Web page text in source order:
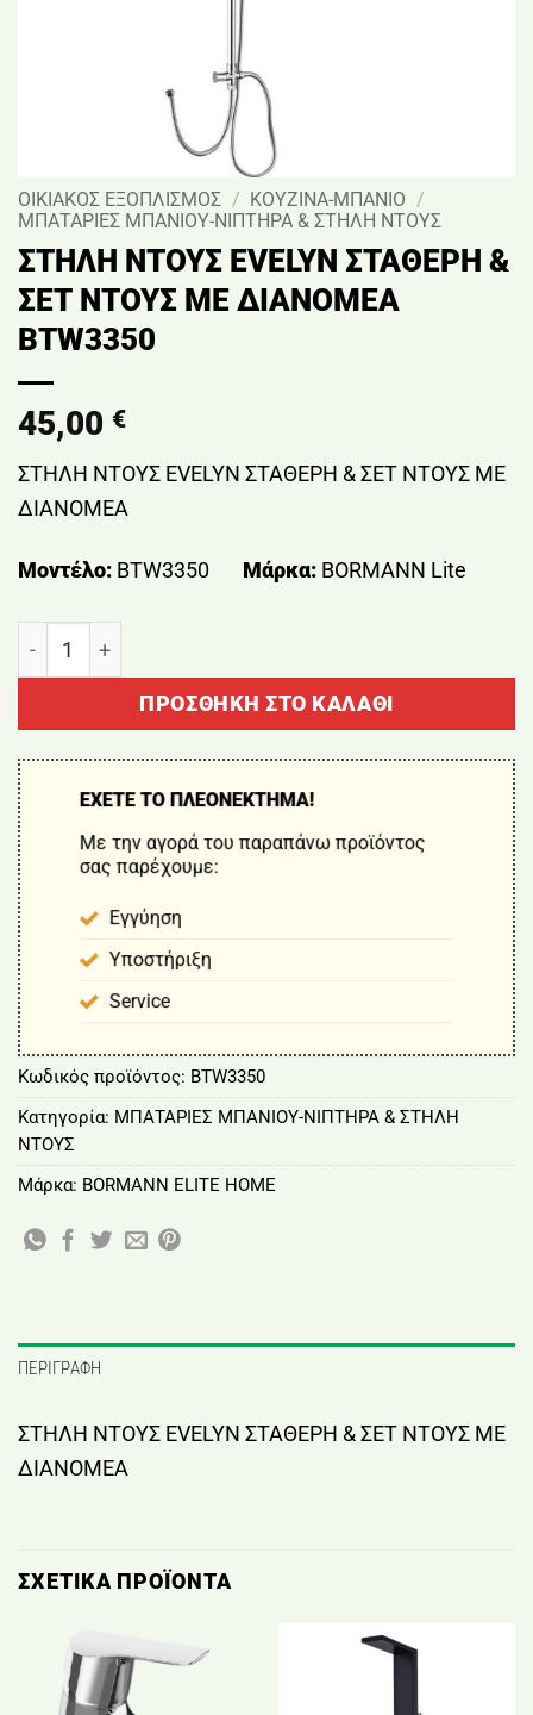
ΟΙΚΙΑΚΟΣ ΕΞΟΠΛΙΣΜΟΣ / ΚΟΥΖΙΝΑ-ΜΠΑΝΙΟ /
ΜΠΑΤΑΡΙΕΣ ΜΠΑΝΙΟΥ-ΝΙΠΤΗΡΑ & ΣΤΗΛΗ ΝΤΟΥΣ
ΣΤΗΛΗ ΝΤΟΥΣ EVELYN ΣΤΑΘΕΡΗ &
ΣΕΤ ΝΤΟΥΣ ΜΕ ΔΙΑΝΟΜΕΑ
BTW3350
45,00 €
ΣΤΗΛΗ ΝΤΟΥΣ EVELYN ΣΤΑΘΕΡΗ & ΣΕΤ ΝΤΟΥΣ ΜΕ
ΔΙΑΝΟΜΕΑ
Μοντέλο: BTW3350 Μάρκα: BORMANN Lite
ΠΡΟΣΘΉΚΗ ΣΤΟ ΚΑΛΆΘΙ
ΕΧΕΤΕ ΤΟ ΠΛΕΟΝΕΚΤΗΜΑ!
Με την αγορά του παραπάνω προϊόντος
σας παρέχουμε:
Εγγύηση
Υποστήριξη
Service
Κωδικός προϊόντος: BTW3350
Κατηγορία: ΜΠΑΤΑΡΙΕΣ ΜΠΑΝΙΟΥ-ΝΙΠΤΗΡΑ & ΣΤΗΛΗ
ΝΤΟΥΣ
Μάρκα: BORMANN ELITE HOME
ΠΕΡΙΓΡΑΦΉ
ΣΤΗΛΗ ΝΤΟΥΣ EVELYN ΣΤΑΘΕΡΗ & ΣΕΤ ΝΤΟΥΣ ΜΕ
ΔΙΑΝΟΜΕΑ
ΣΧΕΤΙΚΆ ΠΡΟΪΌΝΤΑ